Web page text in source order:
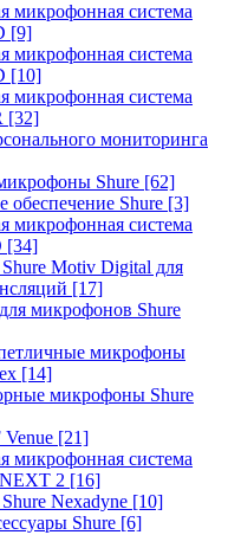
микрофонная система
[9]
микрофонная система
[10]
микрофонная система
[32]
мониторинга
Shure [62]
обеспечение Shure [3]
микрофонная система
[34]
Motiv Digital для
[17]
микрофонов Shure
микрофоны
[14]
микрофоны Shure
[21]
микрофонная система
2 [16]
Nexadyne [10]
Shure [6]